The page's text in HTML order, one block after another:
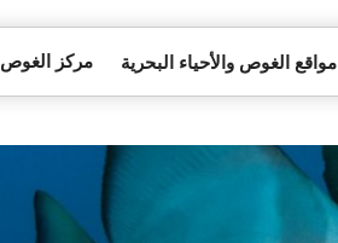
مواقع الغوص والأحياء البحرية مركز الغوص